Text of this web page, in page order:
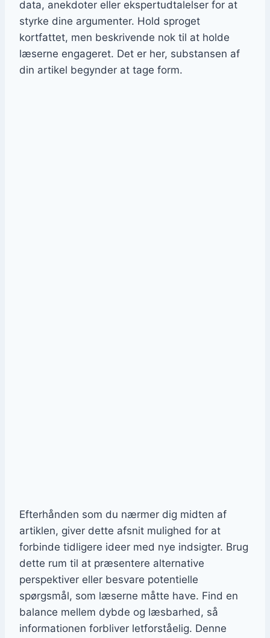
data, anekdoter eller ekspertudtalelser for at
styrke dine argumenter. Hold sproget
kortfattet, men beskrivende nok til at holde
læserne engageret. Det er her, substansen af
din artikel begynder at tage form.
Efterhånden som du nærmer dig midten af
artiklen, giver dette afsnit mulighed for at
forbinde tidligere ideer med nye indsigter. Brug
dette rum til at præsentere alternative
perspektiver eller besvare potentielle
spørgsmål, som læserne måtte have. Find en
balance mellem dybde og læsbarhed, så
informationen forbliver letforståelig. Denne